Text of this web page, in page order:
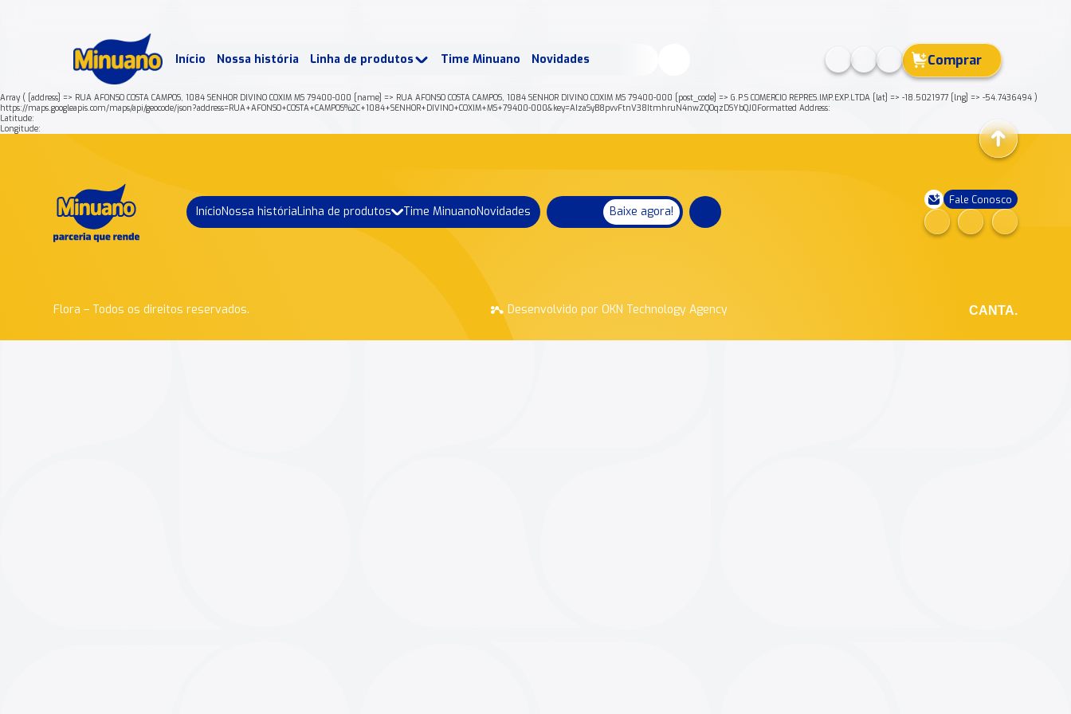
Início Nossa história Linha de produtos Time Minuano Novidades Comprar
Array ( [address] => RUA AFONSO COSTA CAMPOS, 1084 SENHOR DIVINO COXIM MS 79400-000 [name] => RUA AFONSO COSTA CAMPOS, 1084 SENHOR DIVINO COXIM MS 79400-000 [post_code] => G.P.S COMERCIO REPRES.IMP.EXP.LTDA [lat] => -18.5021977 [lng] => -54.7436494 )
https://maps.googleapis.com/maps/api/geocode/json?address=RUA+AFONSO+COSTA+CAMPOS%2C+1084+SENHOR+DIVINO+COXIM+MS+79400-000&key=AIzaSyB8pvvFtnV38ItmhruN4nwZQOqzDSYbQJ0Formatted Address:
Latitude:
Longitude:
InícioNossa históriaLinha de produtos Time MinuanoNovidades Baixe agora!
Fale Conosco
Flora – Todos os direitos reservados. Desenvolvido por OKN Technology Agency CANTA.